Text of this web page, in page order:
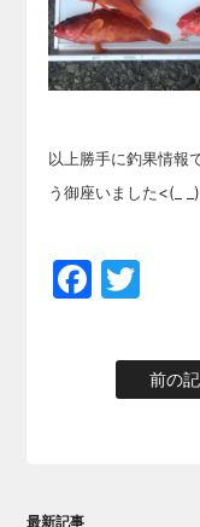
以上勝手に釣果情報
う御座いました<(_
前の
最新記事